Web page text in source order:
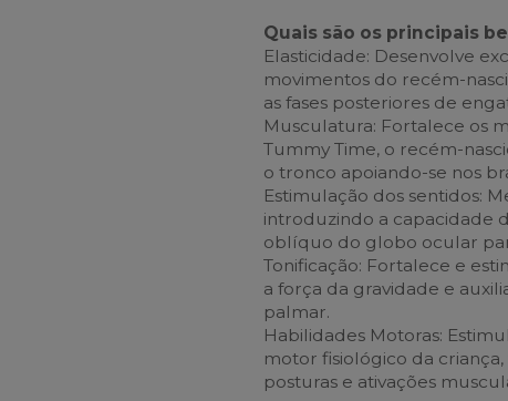
Quais são os principais
Elasticidade: Desenvolve
movimentos do recém-
as fases posteriores de
Musculatura: Fortalece os
Tummy Time, o recém-
o tronco apoiando-se nos
Estimulação dos sentidos:
introduzindo a capacidade
oblíquo do globo ocular
Tonificação: Fortalece e
a força da gravidade e
palmar.
Habilidades Motoras:
motor fisiológico da
posturas e ativações